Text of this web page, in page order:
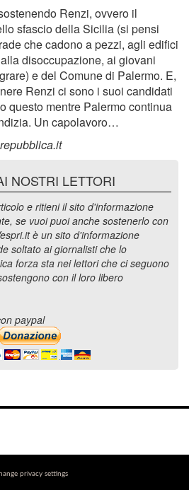
Renzi, ovvero il
sfascio della Sicilia (si pensi
che cadono a pezzi, agli edifici
disoccupazione, ai giovani
e del Comune di Palermo. E,
Renzi ci sono i suoi candidati
questo mentre Palermo continua
Un capolavoro…
NOSTRI LETTORI
e ritieni il sito d'informazione
se vuoi puoi anche sostenerlo con
è un sito d'informazione
soltato ai giornalisti che lo
forza sta nei lettori che ci seguono
con il loro libero
paypal
privacy settings